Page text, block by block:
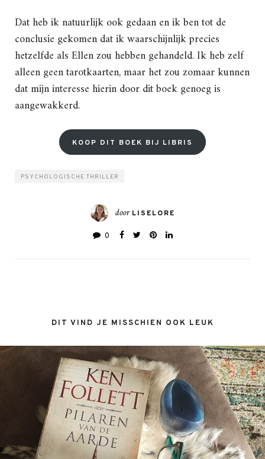
Dat heb ik natuurlijk ook gedaan en ik ben tot de
conclusie gekomen dat ik waarschijnlijk precies
hetzelfde als Ellen zou hebben gehandeld. Ik heb zelf
alleen geen tarotkaarten, maar het zou zomaar kunnen
dat mijn interesse hierin door dit boek genoeg is
aangewakkerd.
KOOP DIT BOEK BIJ LIBRIS
PSYCHOLOGISCHE THRILLER
door LISELORE
0
DIT VIND JE MISSCHIEN OOK LEUK